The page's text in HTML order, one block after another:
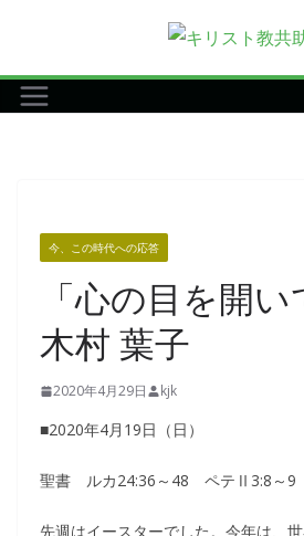
テ
ン
今、この時代への応答
「心の目を開
木村 葉子
2020年4月29日 kjk
■2020年4月19日（日）
聖書 ルカ24:36～48 ペテⅡ3:8～9
先週はイースターでした。今年は、